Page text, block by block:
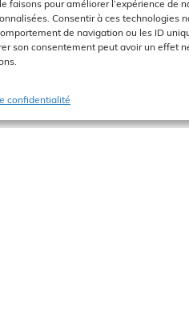
faisons pour améliorer l’expérience de
Consentir à ces technologies
de navigation ou les ID
son consentement peut avoir un effet
confidentialité